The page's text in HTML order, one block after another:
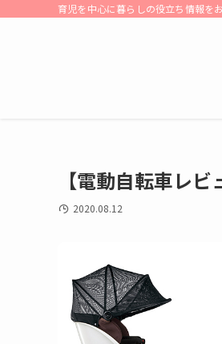
育児を中心に暮らしの役立ち情報を
【電動自転車レ
2020.08.12